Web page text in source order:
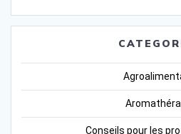
Conseils pour les